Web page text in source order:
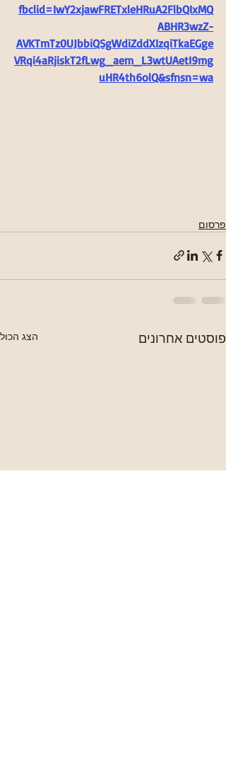
fbclid=IwY2xjawFRETxleHRuA2FlbQIxMQ
ABHR3wzZ-
AVKTmTz0UJbbiQSgWdiZddXIzqiTkaEGge
VRqi4aRjiskT2fLwg_aem_L3wtUAetI9mg
uHR4th6olQ&sfnsn=wa
פרסום
פוסטים אחרונים הצג הכול